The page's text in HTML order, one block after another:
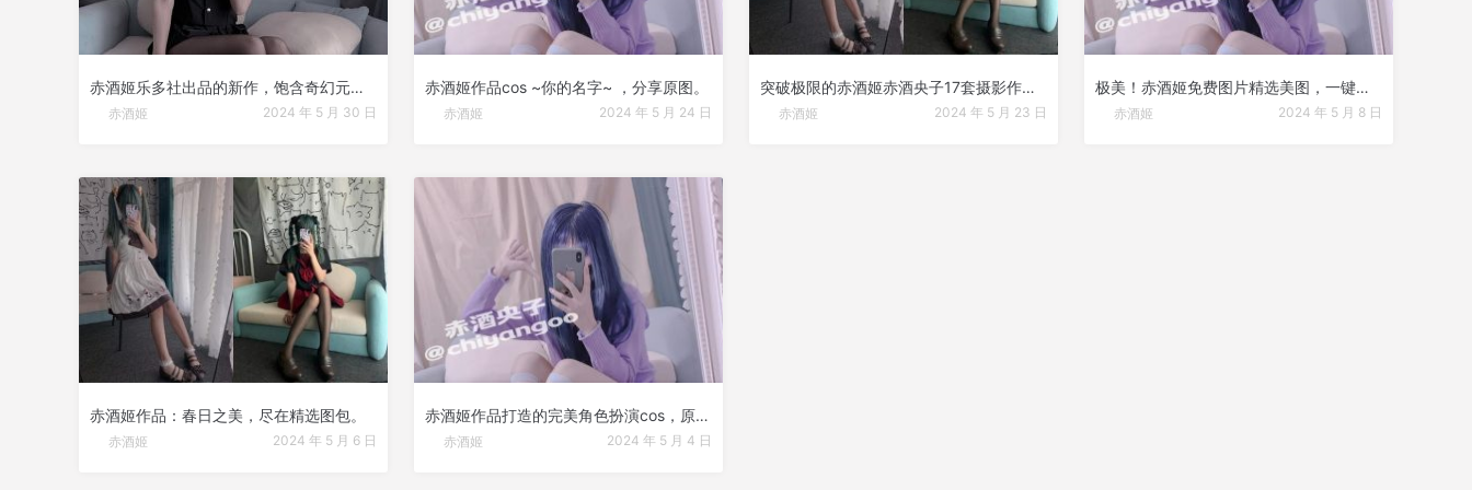
赤酒姬乐多社出品的新作，饱含奇幻元素。
赤酒姬 2024 年 5 月 30 日
赤酒姬作品cos ~你的名字~ ，分享原图。
赤酒姬 2024 年 5 月 24 日
突破极限的赤酒姬赤酒央子17套摄影作品，震撼人心
赤酒姬 2024 年 5 月 23 日
极美！赤酒姬免费图片精选美图，一键收藏
赤酒姬 2024 年 5 月 8 日
赤酒姬作品：春日之美，尽在精选图包。
赤酒姬 2024 年 5 月 6 日
赤酒姬作品打造的完美角色扮演cos，原图曝光
赤酒姬 2024 年 5 月 4 日